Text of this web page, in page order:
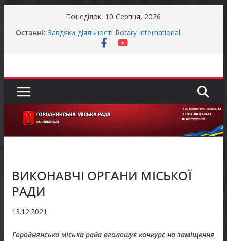
Понеділок, 10 Серпня, 2026
Останні: До уваги підприємців!
Завдяки діяльності Rotary International
МОВЧАННЯ
МОВЧАННЯ
Ми й так сім’я: чи справді реєстрація шлюбу
нічого не змінює?
ВИКОНАВЧІ ОРГАНИ МІСЬКОЇ
РАДИ
13.12.2021
Городнянська міська рада оголошує конкурс на заміщення